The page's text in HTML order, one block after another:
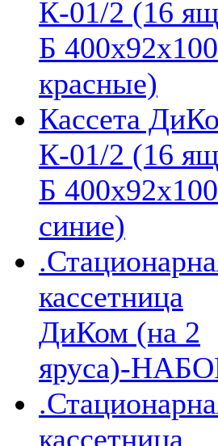
К-01/2 (16
Б
красные)
Кассета
К-01/2 (16
Б
синие)
кассетница
ДиКом (на 2
яруса)-
кассетница